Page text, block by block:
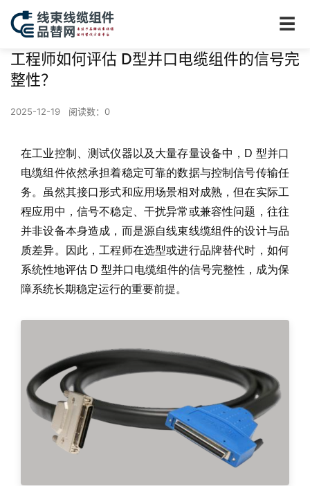
☰
工程师如何评估 D型并口电缆组件的信号完
整性？
2025-12-19 阅读数： 0
在工业控制、测试仪器以及大量存量设备中，D 型并口
电缆组件依然承担着稳定可靠的数据与控制信号传输任
务。虽然其接口形式和应用场景相对成熟，但在实际工
程应用中，信号不稳定、干扰异常或兼容性问题，往往
并非设备本身造成，而是源自线束线缆组件的设计与品
质差异。因此，工程师在选型或进行品牌替代时，如何
系统性地评估 D 型并口电缆组件的信号完整性，成为保
障系统长期稳定运行的重要前提。